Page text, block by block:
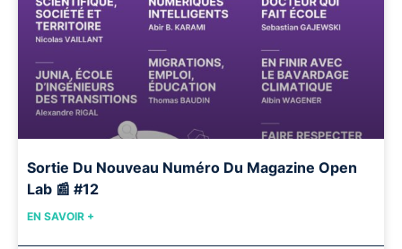
Sortie Du Nouveau Numéro Du Magazine Open
Lab 📰 #12
EN SAVOIR +